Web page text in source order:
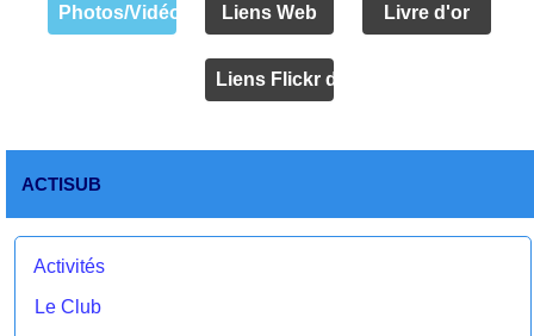
Photos/Vidéos Liens Web Livre d'or
Liens Flickr des amis
ACTISUB
Activités
Le Club